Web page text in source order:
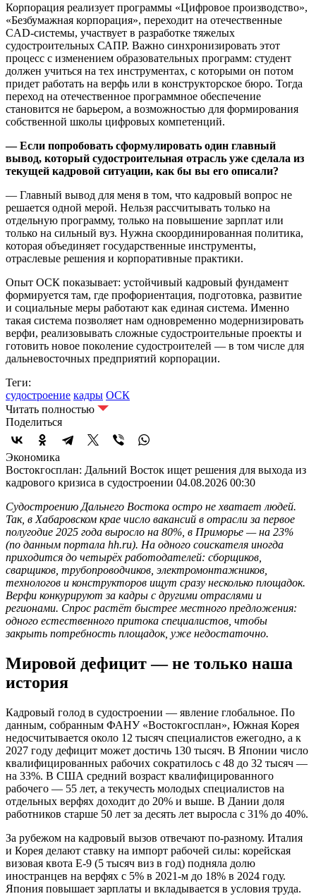
Корпорация реализует программы «Цифровое производство»,
«Безбумажная корпорация», переходит на отечественные
CAD‑системы, участвует в разработке тяжелых
судостроительных САПР. Важно синхронизировать этот
процесс с изменением образовательных программ: студент
должен учиться на тех инструментах, с которыми он потом
придет работать на верфь или в конструкторское бюро. Тогда
переход на отечественное программное обеспечение
становится не барьером, а возможностью для формирования
собственной школы цифровых компетенций.
— Если попробовать сформулировать один главный
вывод, который судостроительная отрасль уже сделала из
текущей кадровой ситуации, как бы вы его описали?
— Главный вывод для меня в том, что кадровый вопрос не
решается одной мерой. Нельзя рассчитывать только на
отдельную программу, только на повышение зарплат или
только на сильный вуз. Нужна скоординированная политика,
которая объединяет государственные инструменты,
отраслевые решения и корпоративные практики.
Опыт ОСК показывает: устойчивый кадровый фундамент
формируется там, где профориентация, подготовка, развитие
и социальные меры работают как единая система. Именно
такая система позволяет нам одновременно модернизировать
верфи, реализовывать сложные судостроительные проекты и
готовить новое поколение судостроителей — в том числе для
дальневосточных предприятий корпорации.
Теги:
судостроение кадры ОСК
Читать полностью
Поделиться
Экономика
Востокгосплан: Дальний Восток ищет решения для выхода из
кадрового кризиса в судостроении 04.08.2026 00:30
Судостроению Дальнего Востока остро не хватает людей.
Так, в Хабаровском крае число вакансий в отрасли за первое
полугодие 2025 года выросло на 80%, в Приморье — на 23%
(по данным портала hh.ru). На одного соискателя иногда
приходится до четырёх работодателей: сборщиков,
сварщиков, трубопроводчиков, электромонтажников,
технологов и конструкторов ищут сразу несколько площадок.
Верфи конкурируют за кадры с другими отраслями и
регионами. Спрос растёт быстрее местного предложения:
одного естественного притока специалистов, чтобы
закрыть потребность площадок, уже недостаточно.
Мировой дефицит — не только наша
история
Кадровый голод в судостроении — явление глобальное. По
данным, собранным ФАНУ «Востокгосплан», Южная Корея
недосчитывается около 12 тысяч специалистов ежегодно, а к
2027 году дефицит может достичь 130 тысяч. В Японии число
квалифицированных рабочих сократилось с 48 до 32 тысяч —
на 33%. В США средний возраст квалифицированного
рабочего — 55 лет, а текучесть молодых специалистов на
отдельных верфях доходит до 20% и выше. В Дании доля
работников старше 50 лет за десять лет выросла с 31% до 40%.
За рубежом на кадровый вызов отвечают по-разному. Италия
и Корея делают ставку на импорт рабочей силы: корейская
визовая квота E-9 (5 тысяч виз в год) подняла долю
иностранцев на верфях с 5% в 2021-м до 18% в 2024 году.
Япония повышает зарплаты и вкладывается в условия труда.